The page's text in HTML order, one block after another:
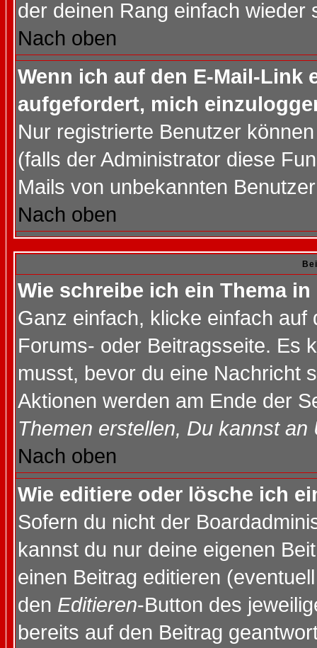
der deinen Rang einfach wieder
Nach oben
Wenn ich auf den E-Mail-Link
aufgefordert, mich
Nur registrierte Benutzer
(falls der Administrator diese
Mails von unbekannten
Nach oben
Wie schreibe ich ein Thema
Ganz einfach, klicke einfach
Forums- oder Beitragsseite. Es
musst, bevor du eine Nachricht
Aktionen werden am Ende der
Themen erstellen, Du kannst
Nach oben
Wie editiere oder lösche ich
Sofern du nicht der
kannst du nur deine eigenen
einen Beitrag editieren
den Editieren-Button des
bereits auf den Beitrag